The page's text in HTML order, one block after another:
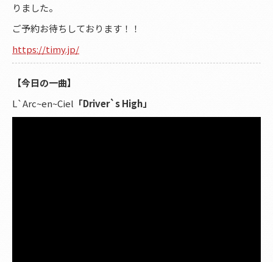
りました。
ご予約お待ちしております！！
https://timy.jp/
【今日の一曲】
L`Arc~en~Ciel 「Driver`s High」